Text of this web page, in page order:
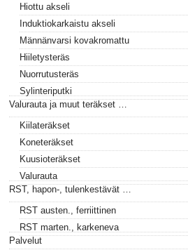
Hiottu akseli
Induktiokarkaistu akseli
Männänvarsi kovakromattu
Hiiletysteräs
Nuorrutusteräs
Sylinteriputki
Valurauta ja muut teräkset …
Kiilateräkset
Koneteräkset
Kuusioteräkset
Valurauta
RST, hapon-, tulenkestävät …
RST austen., ferriittinen
RST marten., karkeneva
Palvelut